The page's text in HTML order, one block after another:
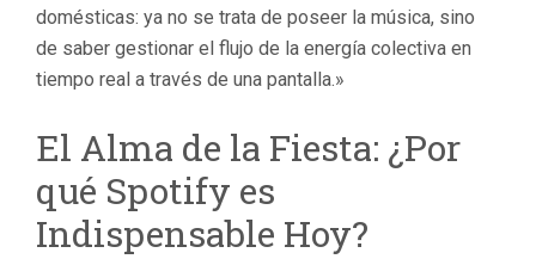
domésticas: ya no se trata de poseer la música, sino
de saber gestionar el flujo de la energía colectiva en
tiempo real a través de una pantalla.»
El Alma de la Fiesta: ¿Por
qué Spotify es
Indispensable Hoy?